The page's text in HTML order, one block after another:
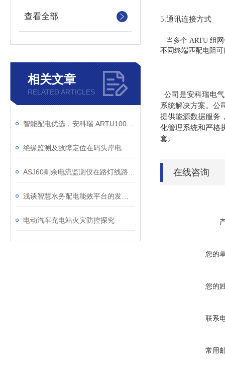
查看全部
相关文章
RELATED ARTICLES
电动汽车充电站火灾防控探究
5.通讯连接方式
当多个 ARTU 组网
不同终端匹配电阻
公司是安科瑞电
系统解决方案。公
提供能源数据服务
化管理系统和严格
套。
在线咨询
您的
您的
联系
常用